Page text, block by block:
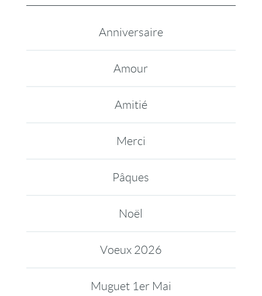
Anniversaire
Amour
Amitié
Merci
Pâques
Noël
Voeux 2026
Muguet 1er Mai